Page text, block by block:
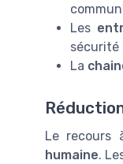
Les
sécurité
La
Le recours
humaine.